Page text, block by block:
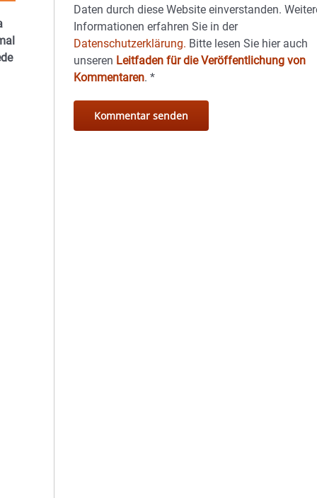
Daten durch diese Website einverstanden.
Informationen erfahren Sie in der
Datenschutzerklärung. Bitte lesen Sie hier auch
unseren Leitfaden für die Veröffentlichung von
Kommentaren.*